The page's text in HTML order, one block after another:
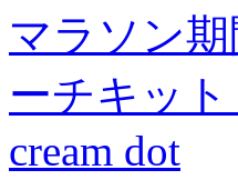
マラソン
ーチキッ
cream dot